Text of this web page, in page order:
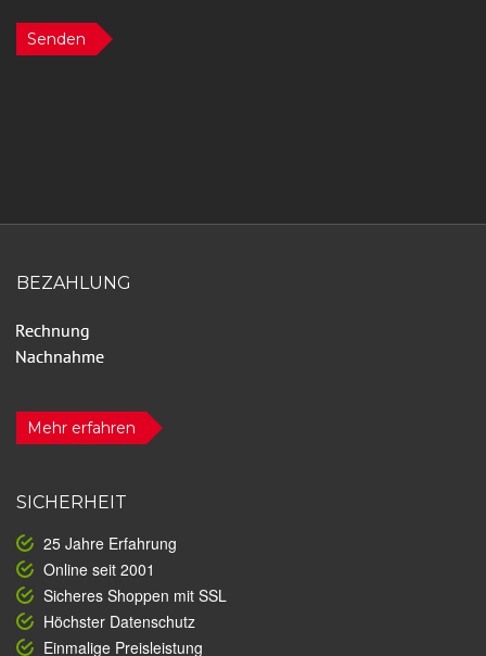
Senden
BEZAHLUNG
Mehr erfahren
SICHERHEIT
25 Jahre Erfahrung
Online seit 2001
Sicheres Shoppen mit SSL
Höchster Datenschutz
Einmalige Preisleistung